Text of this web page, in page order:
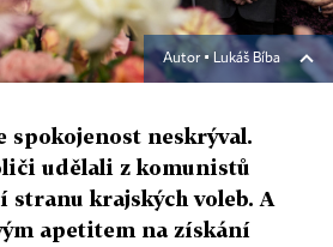
Autor ▪ Lukáš Bíba
spokojenost neskrýval.
udělali z komunistů
krajských voleb. A
apetitem na získání